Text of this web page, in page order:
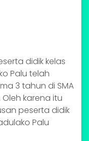
didik kelas
Palu telah
3 tahun di SMA
karena itu
peserta didik
Palu